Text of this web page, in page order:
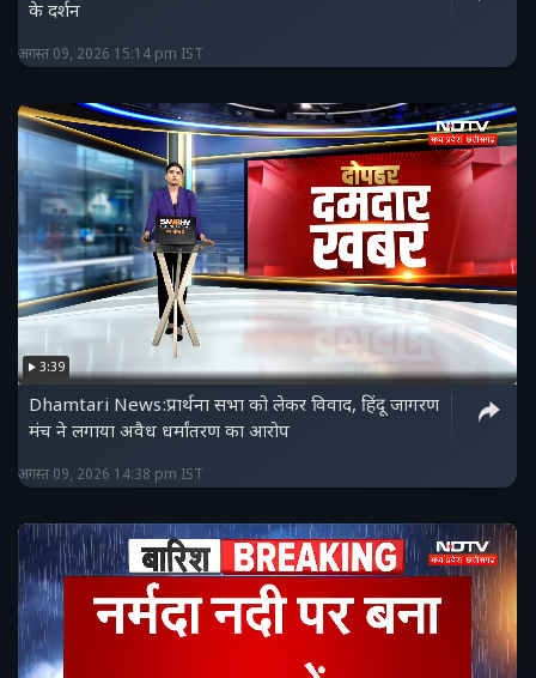
के दर्शन
अगस्त 09, 2026 15:14 pm IST
3:39
Dhamtari News:प्रार्थना सभा को लेकर विवाद, हिंदू जागरण
मंच ने लगाया अवैध धर्मांतरण का आरोप
अगस्त 09, 2026 14:38 pm IST